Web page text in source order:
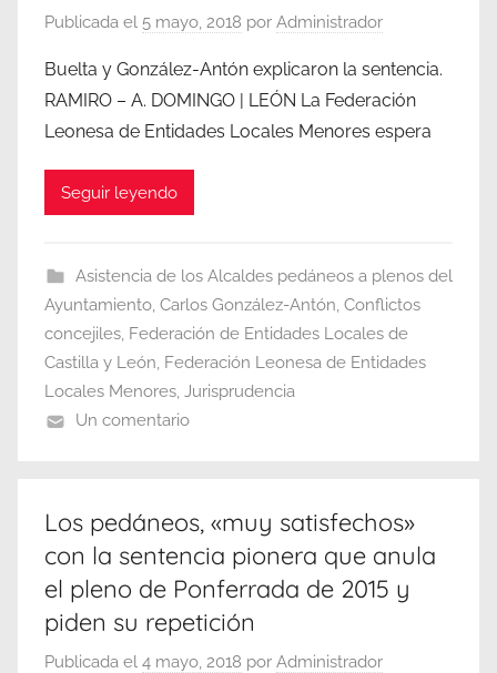
Publicada el 5 mayo, 2018 por Administrador
Buelta y González-Antón explicaron la sentencia.
RAMIRO – A. DOMINGO | LEÓN La Federación
Leonesa de Entidades Locales Menores espera
Seguir leyendo
Asistencia de los Alcaldes pedáneos a plenos del
Ayuntamiento, Carlos González-Antón, Conflictos
concejiles, Federación de Entidades Locales de
Castilla y León, Federación Leonesa de Entidades
Locales Menores, Jurisprudencia
Un comentario
Los pedáneos, «muy satisfechos»
con la sentencia pionera que anula
el pleno de Ponferrada de 2015 y
piden su repetición
Publicada el 4 mayo, 2018 por Administrador